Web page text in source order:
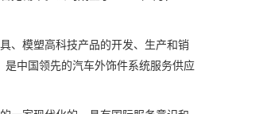
、模塑高科技产品的开发、生产和销
是中国领先的汽车外饰件系统服务供应